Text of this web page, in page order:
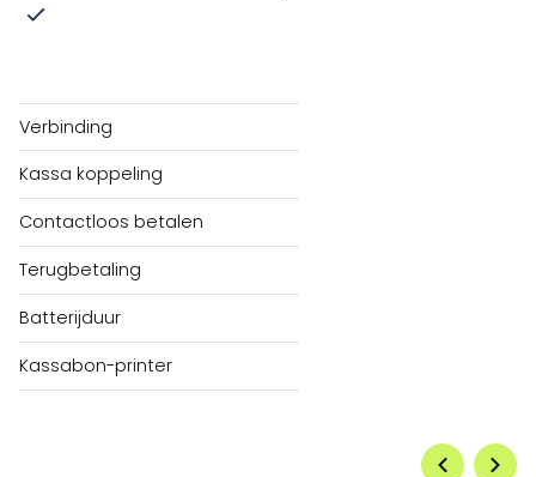
Verbinding
Kassa koppeling
Contactloos betalen
Terugbetaling
Batterijduur
Kassabon-printer